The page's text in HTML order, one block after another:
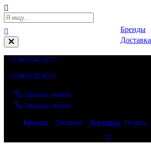
+7(495)142-3177
+7(495)142-8711
Заказать звонок
Заказать звонок
Бренды Доставка Доставка Оплата
Бренды
Бренды
Доставка